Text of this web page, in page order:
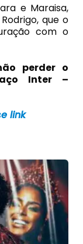
e Maraisa,
que o
com o
perder o
Inter –
link